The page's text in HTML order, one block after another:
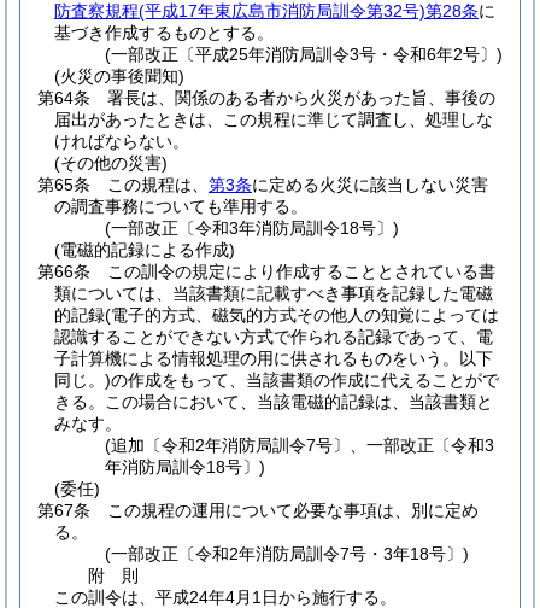
防査察規程(平成17年東広島市消防局訓令第32号)第28条に
基づき作成するものとする。
(一部改正〔平成25年消防局訓令3号・令和6年2号〕)
(火災の事後聞知)
第64条
署長は、関係のある者から火災があった旨、事後の
届出があったときは、この規程に準じて調査し、処理しな
ければならない。
(その他の災害)
第65条
この規程は、 第3条に定める火災に該当しない災害
の調査事務についても準用する。
(一部改正〔令和3年消防局訓令18号〕)
(電磁的記録による作成)
第66条
この訓令の規定により作成することとされている書
類については、当該書類に記載すべき事項を記録した電磁
的記録(電子的方式、磁気的方式その他人の知覚によっては
認識することができない方式で作られる記録であって、電
子計算機による情報処理の用に供されるものをいう。以下
同じ。)の作成をもって、当該書類の作成に代えることがで
きる。
この場合において、当該電磁的記録は、当該書類と
みなす。
(追加〔令和2年消防局訓令7号〕、一部改正〔令和3
年消防局訓令18号〕)
(委任)
第67条
この規程の運用について必要な事項は、別に定め
る。
(一部改正〔令和2年消防局訓令7号・3年18号〕)
附 則
この訓令は、平成24年4月1日から施行する。